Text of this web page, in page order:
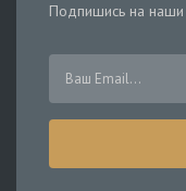
Подпишись на наши